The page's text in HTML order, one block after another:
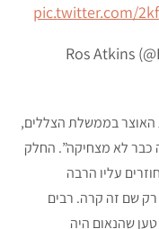
pic.twitter.com/
האוצר בממשלת הצללים,
לא מצחיקה”. החלק
עליו הרבה
רק שם זה קרה. רבים
שם טען שהנאום היה